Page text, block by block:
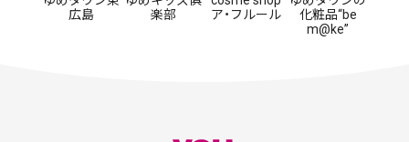
広島
楽部
ア・フルール
化粧品“be
m@ke”